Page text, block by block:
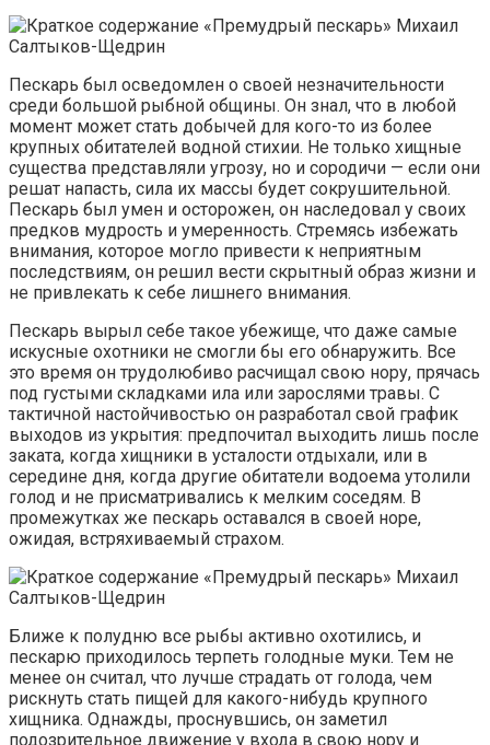
Пескарь был осведомлен о своей незначительности
среди большой рыбной общины. Он знал, что в любой
момент может стать добычей для кого-то из более
крупных обитателей водной стихии. Не только хищные
существа представляли угрозу, но и сородичи — если они
решат напасть, сила их массы будет сокрушительной.
Пескарь был умен и осторожен, он наследовал у своих
предков мудрость и умеренность. Стремясь избежать
внимания, которое могло привести к неприятным
последствиям, он решил вести скрытный образ жизни и
не привлекать к себе лишнего внимания.
Пескарь вырыл себе такое убежище, что даже самые
искусные охотники не смогли бы его обнаружить. Все
это время он трудолюбиво расчищал свою нору, прячась
под густыми складками ила или зарослями травы. С
тактичной настойчивостью он разработал свой график
выходов из укрытия: предпочитал выходить лишь после
заката, когда хищники в усталости отдыхали, или в
середине дня, когда другие обитатели водоема утолили
голод и не присматривались к мелким соседям. В
промежутках же пескарь оставался в своей норе,
ожидая, встряхиваемый страхом.
Ближе к полудню все рыбы активно охотились, и
пескарю приходилось терпеть голодные муки. Тем не
менее он считал, что лучше страдать от голода, чем
рискнуть стать пищей для какого-нибудь крупного
хищника. Однажды, проснувшись, он заметил
подозрительное движение у входа в свою нору и